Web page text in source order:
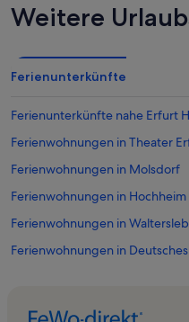
Weitere
Ferienunterkünfte
Ferienunterkünfte nahe Erfurt
Ferienwohnungen in Theater
Ferienwohnungen in Molsdorf
Ferienwohnungen in Hochheim
Ferienwohnungen in
Ferienwohnungen in